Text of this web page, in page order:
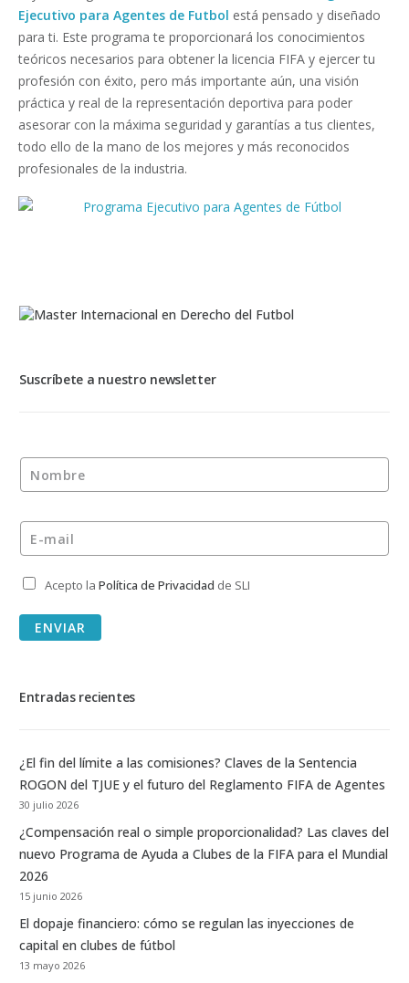
Ejecutivo para Agentes de Futbol está pensado y diseñado
para ti. Este programa te proporcionará los conocimientos
teóricos necesarios para obtener la licencia FIFA y ejercer tu
profesión con éxito, pero más importante aún, una visión
práctica y real de la representación deportiva para poder
asesorar con la máxima seguridad y garantías a tus clientes,
todo ello de la mano de los mejores y más reconocidos
profesionales de la industria.
Suscríbete a nuestro newsletter
Nombre
E-mail *
Privacidad*
Acepto la Política de Privacidad de SLI
ENVIAR
Entradas recientes
¿El fin del límite a las comisiones? Claves de la Sentencia
ROGON del TJUE y el futuro del Reglamento FIFA de Agentes
30 julio 2026
¿Compensación real o simple proporcionalidad? Las claves del
nuevo Programa de Ayuda a Clubes de la FIFA para el Mundial
2026
15 junio 2026
El dopaje financiero: cómo se regulan las inyecciones de
capital en clubes de fútbol
13 mayo 2026